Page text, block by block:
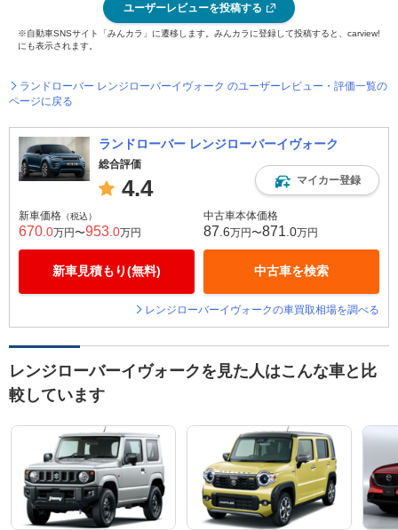
ユーザーレビューを投稿する
※自動車SNSサイト「みんカラ」に遷移します。みんカラに登録して投稿すると、carview!
にも表示されます。
ランドローバー レンジローバーイヴォーク のユーザーレビュー・評価一覧の
ページに戻る
ランドローバー レンジローバーイヴォーク
総合評価
4.4 マイカー登録
新車価格 （税込）
670 .0万円〜953 .0万円
新車見積もり(無料)
中古車本体価格
87 .6万円〜871 .0万円
中古車を検索
レンジローバーイヴォークの車買取相場を調べる
レンジローバーイヴォークを見た人はこんな車と比
較しています